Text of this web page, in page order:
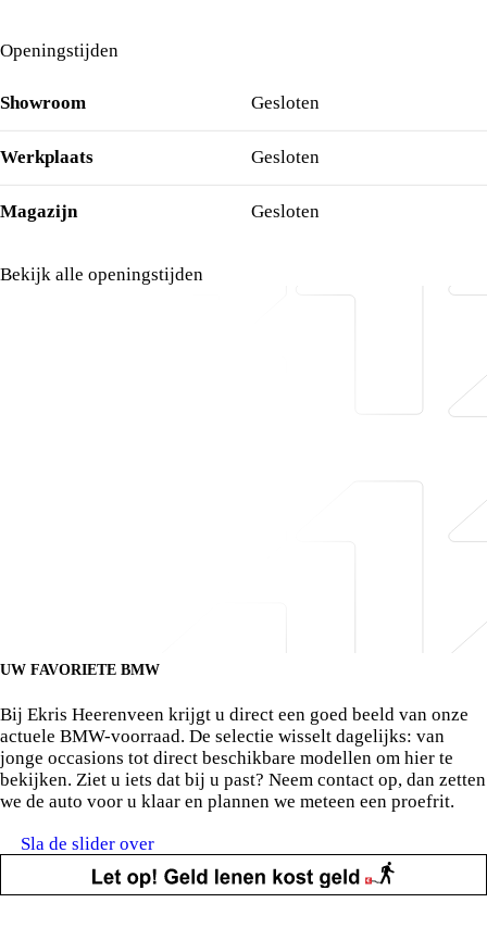
Openingstijden
Showroom Gesloten
Werkplaats Gesloten
Magazijn Gesloten
Bekijk alle openingstijden
UW FAVORIETE BMW
Bij Ekris Heerenveen krijgt u direct een goed beeld van onze
actuele BMW-voorraad. De selectie wisselt dagelijks: van
jonge occasions tot direct beschikbare modellen om hier te
bekijken. Ziet u iets dat bij u past? Neem contact op, dan zetten
we de auto voor u klaar en plannen we meteen een proefrit.
Sla de slider over